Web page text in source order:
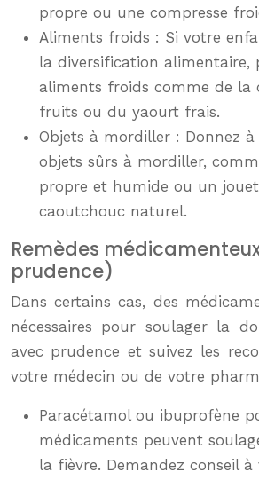
propre ou une compresse
Aliments froids : Si votre
la diversification alimentaire,
aliments froids comme de la
fruits ou du yaourt frais.
Objets à mordiller : Donnez
objets sûrs à mordiller,
propre et humide ou un
caoutchouc naturel.
Remèdes
prudence)
Dans certains cas, des
nécessaires pour soulager la
avec prudence et suivez les
votre médecin ou de votre
Paracétamol ou ibuprofène
médicaments peuvent
la fièvre. Demandez conseil